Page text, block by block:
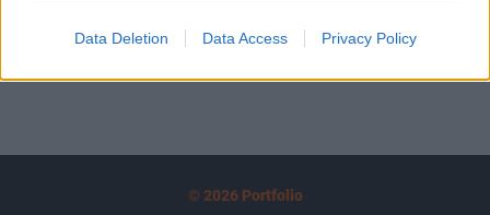
Data Deletion Data Access Privacy Policy
MÁR ELŐFIZETŐNK VAGY? BEJELENTKEZÉS
© 2026 Portfolio